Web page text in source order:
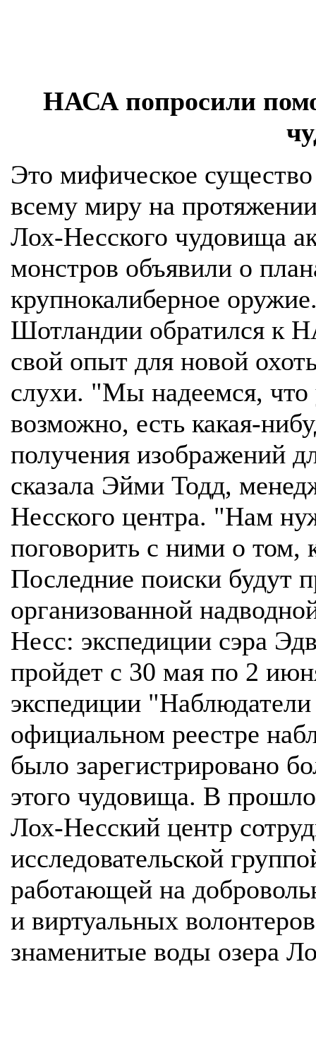
НАСА попросили
Это мифическое
всему миру на
Лох-Несского чудовища
монстров объявили о
крупнокалиберное
Шотландии обратился к
свой опыт для новой
слухи. "Мы надеемся,
возможно, есть какая-
получения изображений
сказала Эйми Тодд,
Несского центра. "Нам
поговорить с ними о том,
Последние поиски будут
организованной
Несс: экспедиции сэра
пройдет с 30 мая по 2
экспедиции
официальном реестре
было зарегистрировано
этого чудовища. В
Лох-Несский центр
исследовательской
работающей на
и виртуальных
знаменитые воды озера